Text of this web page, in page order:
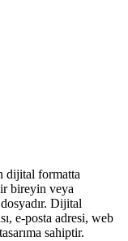
dijital formatta
bireyin veya
Dijital
e-posta adresi, web
sahiptir.